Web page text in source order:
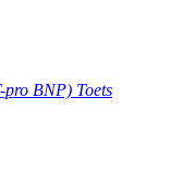
BNP) Toets